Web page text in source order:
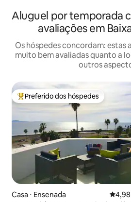
Aluguel por temporada
avaliações em
Os hóspedes concordam:
muito bem avaliadas quanto a
outros
Entre os melhores preferidos dos
Preferido dos hóspedes
Casa ⋅ Ensenada 4,98